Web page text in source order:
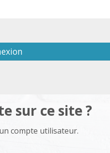
sur ce site ?
compte utilisateur.